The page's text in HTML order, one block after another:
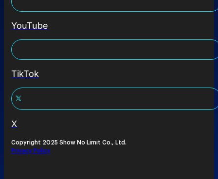
YouTube
TikTok
X
Copyright 2025 Show No Limit Co., Ltd.
Privacy Policy